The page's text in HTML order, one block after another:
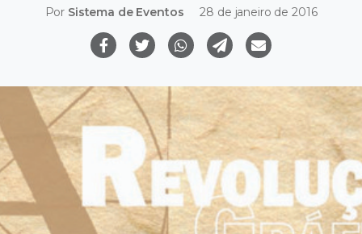
Por Sistema de Eventos 28 de janeiro de 2016